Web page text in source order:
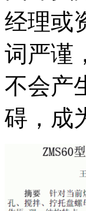
经理或
词严谨
不会产
碍，成